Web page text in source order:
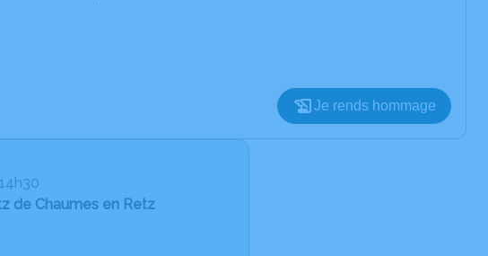
Je rends hommage
de Chaumes en Retz